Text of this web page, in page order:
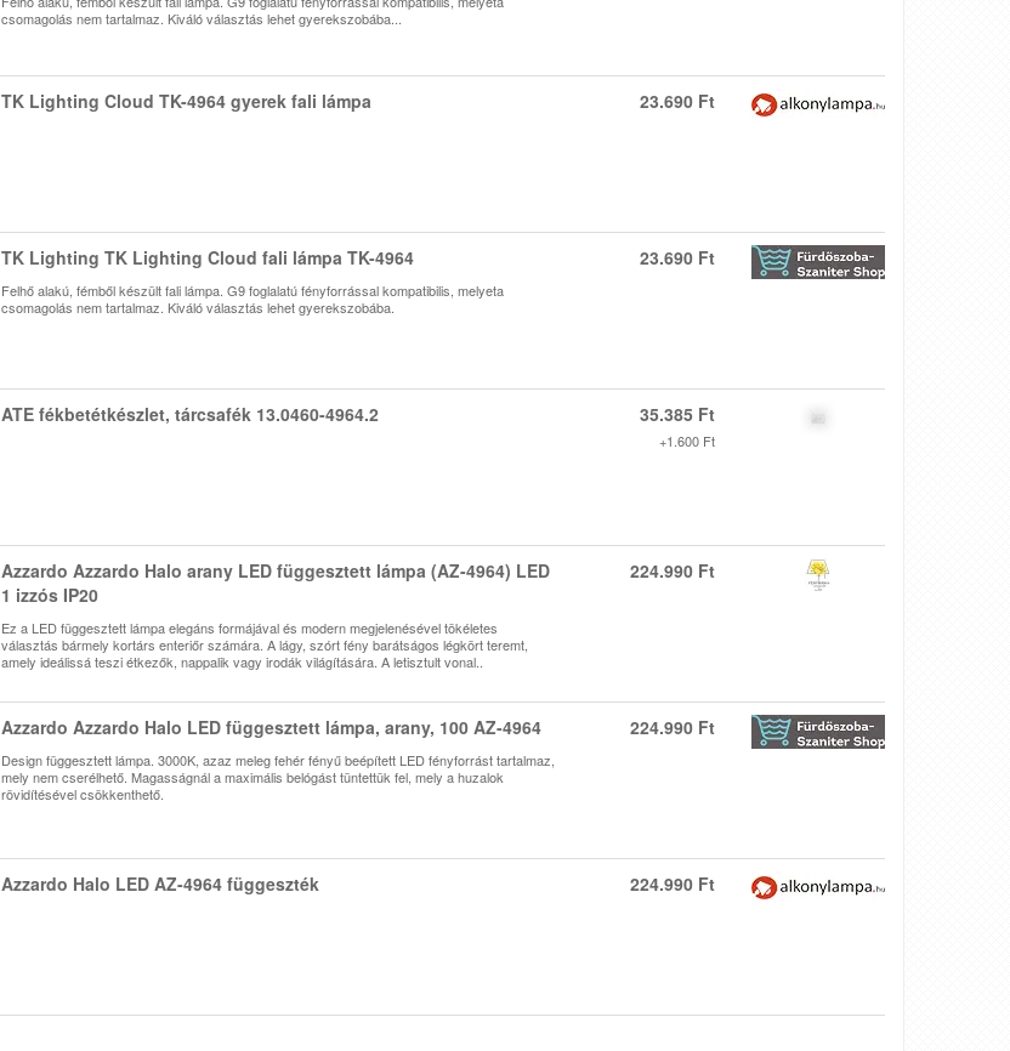
csomagolás nem tartalmaz. Kiváló választás lehet gyerekszobába...
TK Lighting Cloud TK-4964 gyerek fali lámpa 23.690 Ft
TK Lighting TK Lighting Cloud fali lámpa TK-4964
Felhő alakú, fémből készült fali lámpa. G9 foglalatú fényforrással kompatibilis, melyeta
csomagolás nem tartalmaz. Kiváló választás lehet gyerekszobába.
23.690 Ft
ATE fékbetétkészlet, tárcsafék 13.0460-4964.2 35.385 Ft
+1.600 Ft
Azzardo Azzardo Halo arany LED függesztett lámpa (AZ-4964) LED
1 izzós IP20
Ez a LED függesztett lámpa elegáns formájával és modern megjelenésével tökéletes
választás bármely kortárs enteriőr számára. A lágy, szórt fény barátságos légkört teremt,
amely ideálissá teszi étkezők, nappalik vagy irodák világítására. A letisztult vonal..
224.990 Ft
Azzardo Azzardo Halo LED függesztett lámpa, arany, 100 AZ-4964
Design függesztett lámpa. 3000K, azaz meleg fehér fényű beépített LED fényforrást tartalmaz,
mely nem cserélhető. Magasságnál a maximális belógást tüntettük fel, mely a huzalok
rövidítésével csökkenthető.
224.990 Ft
Azzardo Halo LED AZ-4964 függeszték 224.990 Ft